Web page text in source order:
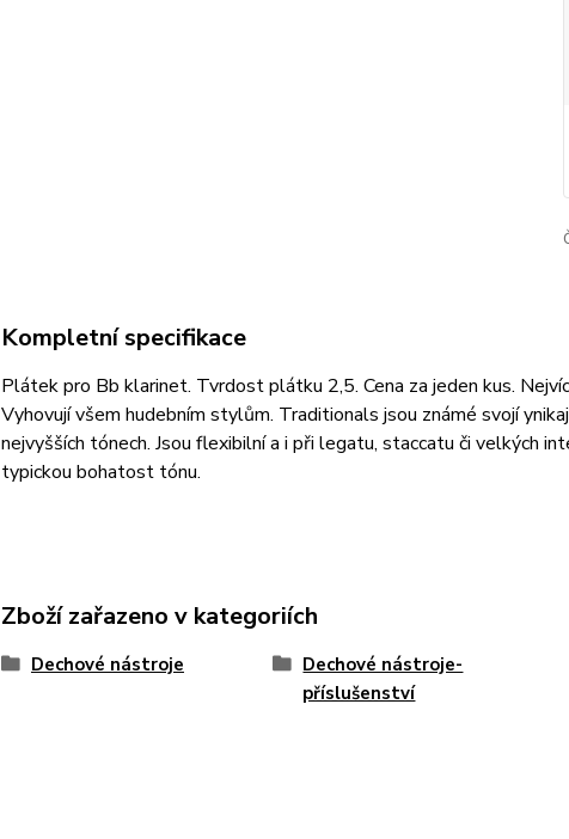
Kompletní specifikace
Plátek pro Bb klarinet. Tvrdost plátku 2,5. Cena za jeden kus.
Vyhovují všem hudebním stylům. Traditionals jsou známé svojí
nejvyšších tónech. Jsou flexibilní a i při legatu, staccatu či velkých
typickou bohatost tónu.
Zboží zařazeno v kategoriích
Dechové nástroje
Dechové nástroje-
příslušenství